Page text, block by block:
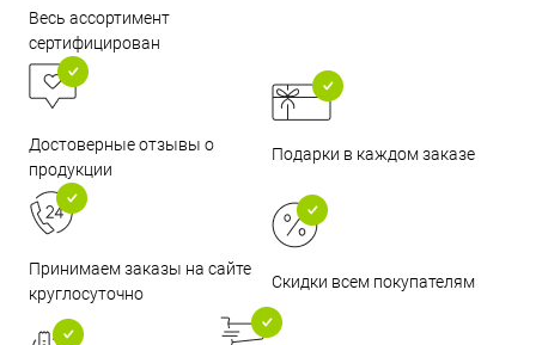
Весь ассортимент
сертифицирован
Достоверные отзывы о
продукции
Подарки в каждом заказе
Принимаем заказы на сайте
круглосуточно
Скидки всем покупателям